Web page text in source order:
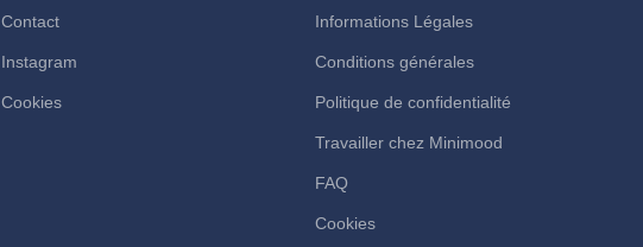
Contact
Instagram
Cookies
Informations Légales
Conditions générales
Politique de confidentialité
Travailler chez Minimood
FAQ
Cookies